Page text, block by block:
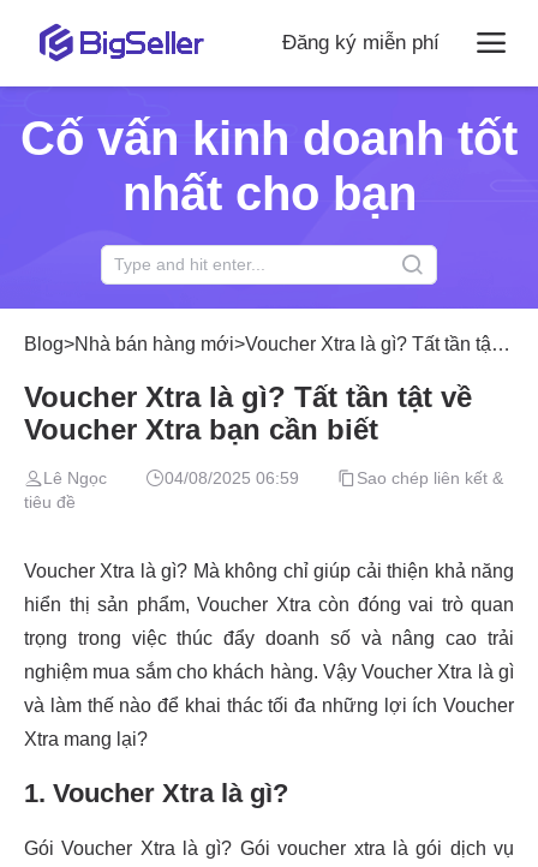
Đăng ký miễn phí
Cố vấn kinh doanh tốt
nhất cho bạn
Blog>Nhà bán hàng mới>Voucher Xtra là gì? Tất tần tật về Voucher Xtra bạn cần biết
Voucher Xtra là gì? Tất tần tật về
Voucher Xtra bạn cần biết
Lê Ngọc 04/08/2025 06:59
Sao chép liên kết &
tiêu đề